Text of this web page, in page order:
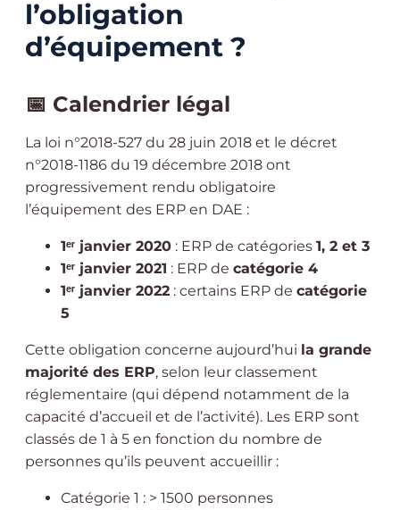
l’obligation
d’équipement ?
📅 Calendrier légal
La loi n°2018-527 du 28 juin 2018 et le décret
n°2018-1186 du 19 décembre 2018 ont
progressivement rendu obligatoire
l’équipement des ERP en DAE :
1ᵉʳ janvier 2020 : ERP de catégories 1, 2 et 3
1ᵉʳ janvier 2021 : ERP de catégorie 4
1ᵉʳ janvier 2022 : certains ERP de catégorie
5
Cette obligation concerne aujourd’hui la grande
majorité des ERP, selon leur classement
réglementaire (qui dépend notamment de la
capacité d’accueil et de l’activité). Les ERP sont
classés de 1 à 5 en fonction du nombre de
personnes qu’ils peuvent accueillir :
Catégorie 1 : > 1500 personnes